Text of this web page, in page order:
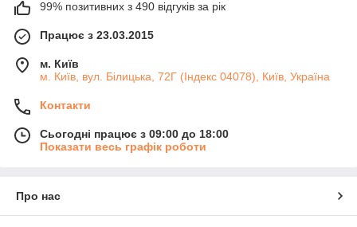
99% позитивних з 490 відгуків за рік
Працює з 23.03.2015
м. Київ
м. Київ, вул. Білицька, 72Г (Індекс 04078), Київ, Україна
Контакти
Сьогодні працює з 09:00 до 18:00
Показати весь графік роботи
Про нас